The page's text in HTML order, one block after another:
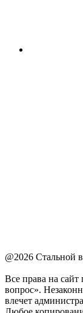
@2026 Стальной
Все права на
вопрос».
влечет